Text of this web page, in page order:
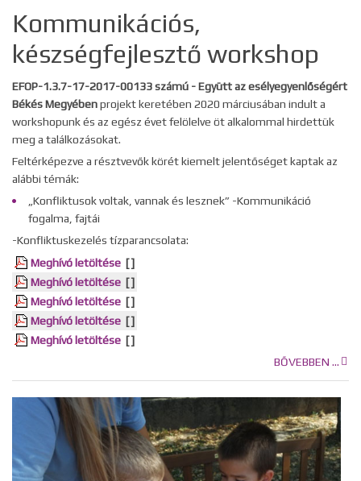
Kommunikációs,
készségfejlesztő workshop
EFOP-1.3.7-17-2017-00133 számú - Együtt az esélyegyenlőségért
Békés Megyébenprojekt keretében 2020 márciusában indult a
workshopunk és az egész évet felölelve öt alkalommal hirdettük
meg a találkozásokat.
Feltérképezve a résztvevők körét kiemelt jelentőséget kaptak az
alábbi témák:
„Konfliktusok voltak, vannak és lesznek” -Kommunikáció
fogalma, fajtái
-Konfliktuskezelés tízparancsolata:
Meghívó letöltése [ ]
Meghívó letöltése [ ]
Meghívó letöltése [ ]
Meghívó letöltése [ ]
Meghívó letöltése [ ]
BŐVEBBEN ...